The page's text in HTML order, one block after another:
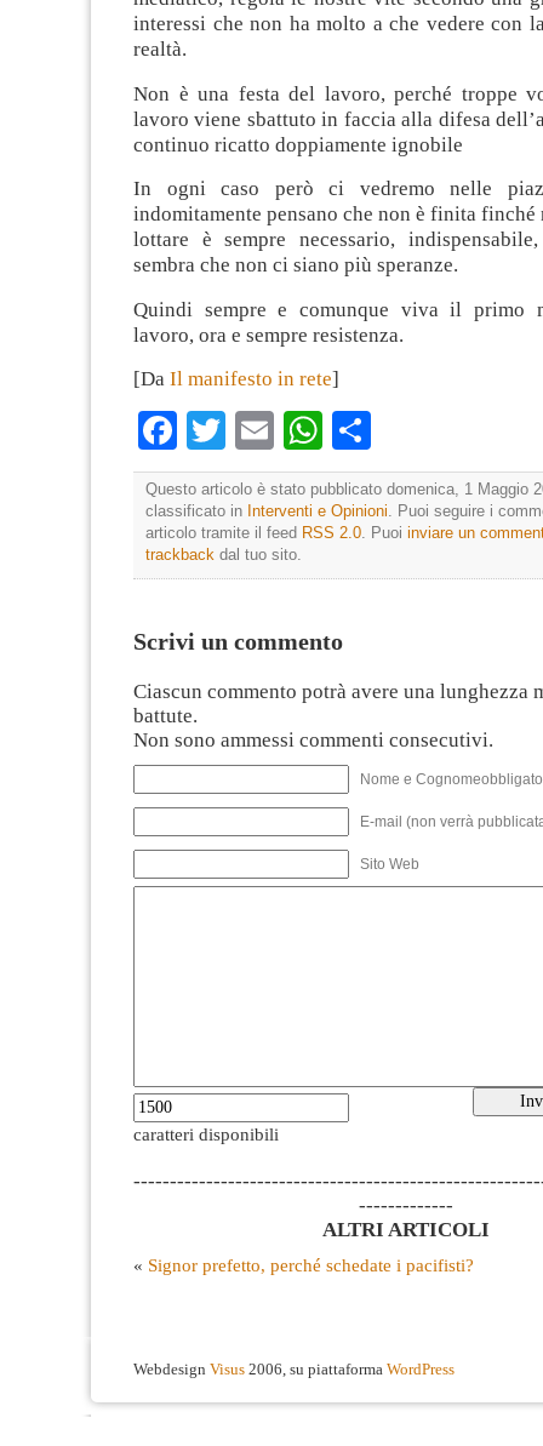
interessi che non ha molto a che vedere con
realtà.
Non è una festa del lavoro, perché troppe
lavoro viene sbattuto in faccia alla difesa
continuo ricatto doppiamente ignobile
In ogni caso però ci vedremo nelle
indomitamente pensano che non è finita finché
lottare è sempre necessario,
sembra che non ci siano più speranze.
Quindi sempre e comunque viva il primo
lavoro, ora e sempre resistenza.
[Da Il manifesto in rete]
Facebook
TwitterEmailWhatsApp
Questo articolo è stato pubblicato domenica, 1 Maggio
classificato in Interventi e Opinioni. Puoi seguire i
articolo tramite il feed RSS 2.0. Puoi inviare un
trackback dal tuo sito.
Scrivi un commento
Ciascun commento potrà avere una lunghezza
battute.
Non sono ammessi commenti consecutivi.
Nome e
E-mail (non verrà
Sito Web
caratteri disponibili
-------------
ALTRI ARTICOLI
« Signor prefetto, perché schedate i pacifisti?
Webdesign Visus 2006, su piattaforma WordPress